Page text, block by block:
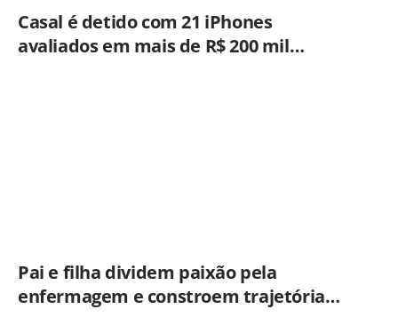
Casal é detido com 21 iPhones
avaliados em mais de R$ 200 mil
Pai e filha dividem paixão pela
enfermagem e constroem trajetória